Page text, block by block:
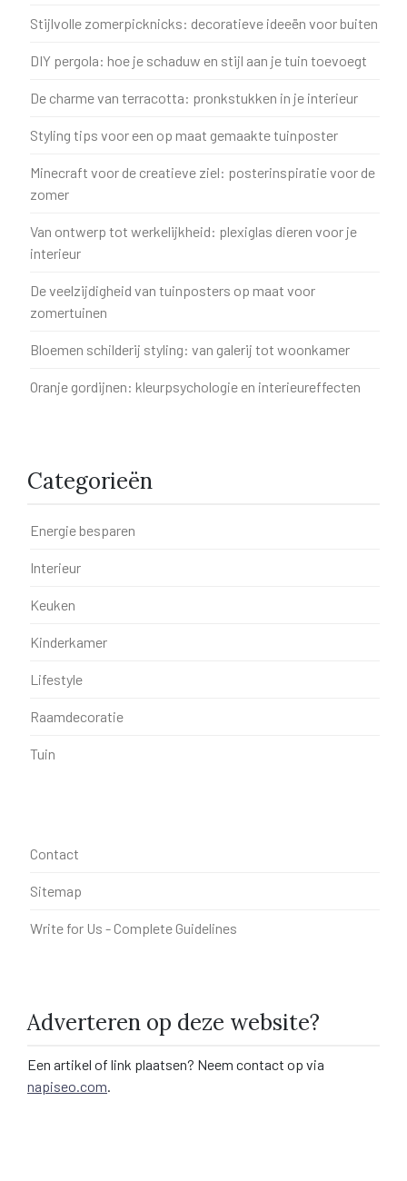
Stijlvolle zomerpicknicks: decoratieve ideeën voor buiten
DIY pergola: hoe je schaduw en stijl aan je tuin toevoegt
De charme van terracotta: pronkstukken in je interieur
Styling tips voor een op maat gemaakte tuinposter
Minecraft voor de creatieve ziel: posterinspiratie voor de
zomer
Van ontwerp tot werkelijkheid: plexiglas dieren voor je
interieur
De veelzijdigheid van tuinposters op maat voor
zomertuinen
Bloemen schilderij styling: van galerij tot woonkamer
Oranje gordijnen: kleurpsychologie en interieureffecten
Categorieën
Energie besparen
Interieur
Keuken
Kinderkamer
Lifestyle
Raamdecoratie
Tuin
Contact
Sitemap
Write for Us - Complete Guidelines
Adverteren op deze website?
Een artikel of link plaatsen? Neem contact op via
napiseo.com.